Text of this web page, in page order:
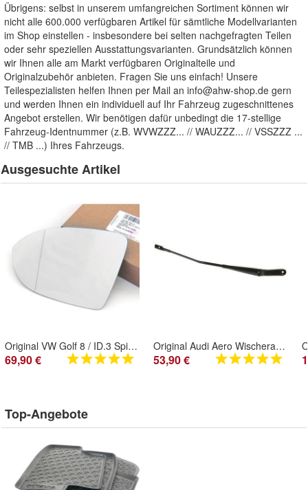
Übrigens: selbst in unserem umfangreichen Sortiment können wir
nicht alle 600.000 verfügbaren Artikel für sämtliche Modellvarianten
im Shop einstellen - insbesondere bei selten nachgefragten Teilen
oder sehr speziellen Ausstattungsvarianten. Grundsätzlich können
wir Ihnen alle am Markt verfügbaren Originalteile und
Originalzubehör anbieten. Fragen Sie uns einfach! Unsere
Teilespezialisten helfen Ihnen per Mail an info@ahw-shop.de gern
und werden Ihnen ein individuell auf Ihr Fahrzeug zugeschnittenes
Angebot erstellen. Wir benötigen dafür unbedingt die 17-stellige
Fahrzeug-Identnummer (z.B. WVWZZZ... // WAUZZZ... // VSSZZZ ...
// TMB ...) Ihres Fahrzeugs.
Ausgesuchte Artikel
Original VW Golf 8 / ID.3 Spiegelglas links Spiegel Außenspiegel 5H0857521D
69,90 €
Original Audi Aero Wischerarm rechts vorn Scheibenwischerarm 4G1955408D1P9
53,90 €
Top-Angebote